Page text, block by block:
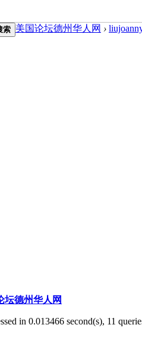
索 美国论坛德州华人网 ›
坛德州华人网
in 0.013466 second(s), 11